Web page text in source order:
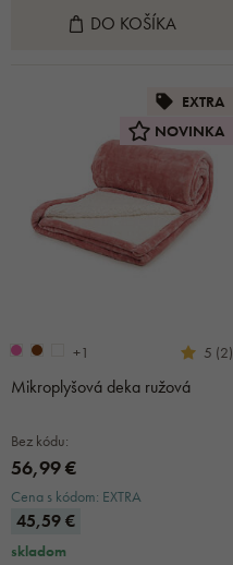
DO KOŠÍKA
EXTRA
NOVINKA
+1 5 (2)
Mikroplyšová deka ružová
Bez kódu:
56,99 €
Cena s kódom: EXTRA
45,59 €
skladom